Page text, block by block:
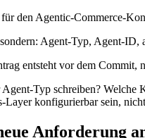
den Agentic-Commerce-
Agent-Typ, Agent-ID,
entsteht vor dem Commit,
Typ schreiben?
konfigurierbar sein,
Anforderung